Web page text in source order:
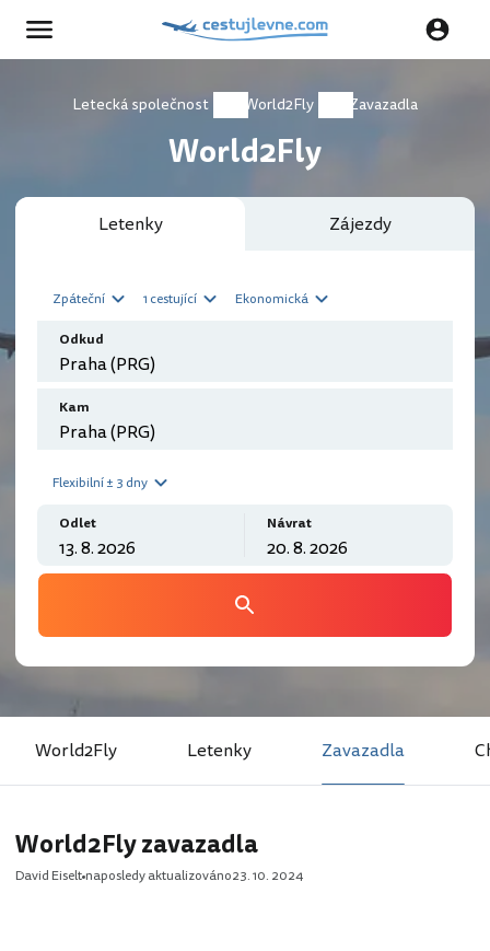
Letecká společnost World2Fly Zavazadla
World2Fly
Letenky Zájezdy
Zpáteční 1 cestující Ekonomická
Odkud
Kam
Flexibilní ± 3 dny
Odlet Návrat
World2Fly Letenky Zavazadla
World2Fly zavazadla
David Eiselt naposledy aktualizováno23. 10. 2024